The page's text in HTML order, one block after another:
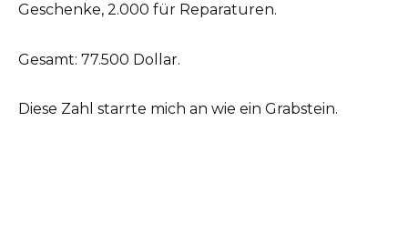
Geschenke, 2.000 für Reparaturen.
Gesamt: 77.500 Dollar.
Diese Zahl starrte mich an wie ein Grabstein.